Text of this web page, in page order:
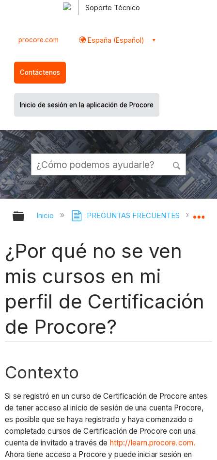
Soporte Técnico
procore.com España (Español)
Contáctenos
Inicio de sesión en la aplicación de Procore
Expandir/contraer jerarquía global
Inicio PREGUNTAS FRECUENTES
¿Por qué no se ven
mis cursos en mi
perfil de Certificación
de Procore?
Contexto
Si se registró en un curso de Certificación de Procore antes
de tener acceso al inicio de sesión de una cuenta Procore,
es posible que se haya registrado y haya comenzado o
completado cursos de Certificación de Procore con una
cuenta de invitado a través de http://learn.procore.com.
Ahora tiene acceso a Procore y puede iniciar sesión en